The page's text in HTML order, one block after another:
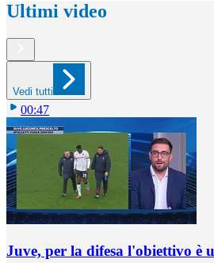
Ultimi video
Vedi tutti
00:47
Juve, per la difesa l'obiettivo è